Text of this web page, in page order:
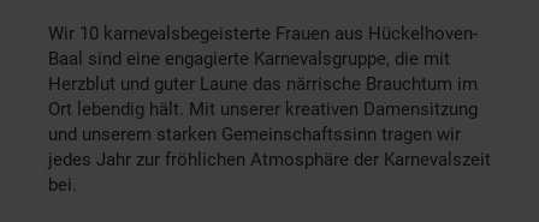
Wir 10 karnevalsbegeisterte Frauen aus Hückelhoven-
Baal sind eine engagierte Karnevalsgruppe, die mit
Herzblut und guter Laune das närrische Brauchtum im
Ort lebendig hält. Mit unserer kreativen Damensitzung
und unserem starken Gemeinschaftssinn tragen wir
jedes Jahr zur fröhlichen Atmosphäre der Karnevalszeit
bei.